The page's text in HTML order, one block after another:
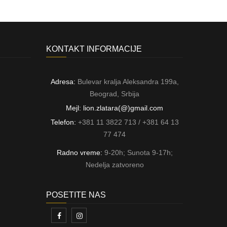
KONTAKT INFORMACIJE
Adresa: Bulevar kralja Aleksandra 199a,
Beograd, Srbija
Mejl: lion.zlatara(@)gmail.com
Telefon: +381 11 3822 713 / +381 64 13
77 474
Radno vreme: 9-20h; Sunota 9-17h;
Nedelja zatvoreno
POSETITE NAS